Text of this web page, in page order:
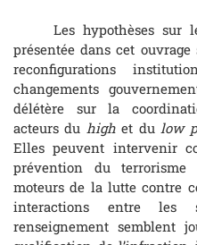
Les hypothèses sur
présentée dans cet
reconfigurations
changements
délétère sur la
acteurs du highet du low
Elles peuvent intervenir
prévention du terrorisme
moteurs de la lutte contre
interactions entre les
renseignement semblent